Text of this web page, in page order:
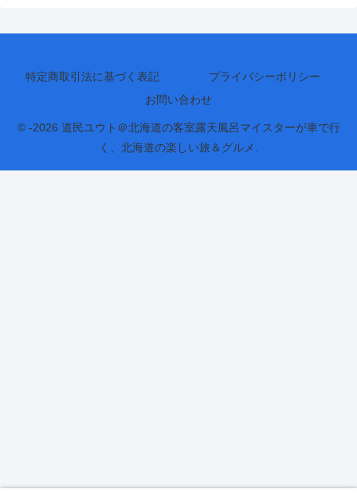
特定商取引法に基づく表記
プライバシーポリシー
お問い合わせ
© -2026 道民ユウト＠北海道の客室露天風呂マイスターが車で行
く、北海道の楽しい旅＆グルメ.